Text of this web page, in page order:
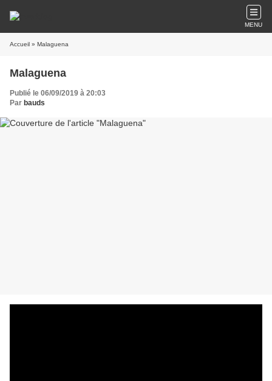
MENU
Accueil » Malaguena
Malaguena
Publié le 06/09/2019 à 20:03
Par bauds